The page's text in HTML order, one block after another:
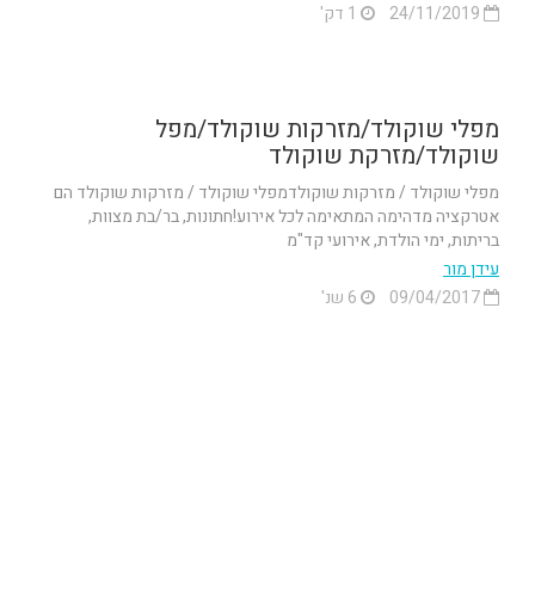
מפלי שוקולד/מזרקות שוקולד/מפל
שוקולד/מזרקת שוקולד
מפלי שוקולד / מזרקות שוקולדמפלי שוקולד / מזרקות שוקולד הם
אטרקציה מדהימה המתאימה לכל אירוע!חתונות, בר/בת מצוות,
בריתות, ימי הולדת, אירועי קד"מ
עידן מור